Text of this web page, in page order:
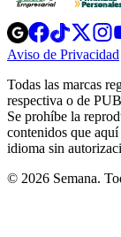
Opens
in
new
Opens
in
new
in
new
Aviso de Privacidad
Todas las marcas
respectiva o de
Se prohíbe la
contenidos que
idioma sin
© 2026 Semana.